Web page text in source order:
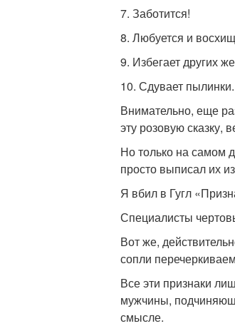
7. Заботится!
8. Любуется и
9. Избегает других
10. Сдувает пылинки.
Внимательно, еще
эту розовую сказку,
Но только на самом
просто выписал их
Я вбил в Гугл
Специалисты
Вот же,
сопли
Все эти признаки
мужчины,
смысле.